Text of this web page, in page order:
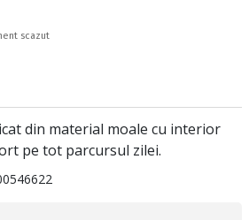
scazut
din material moale cu interior
pe tot parcursul zilei.